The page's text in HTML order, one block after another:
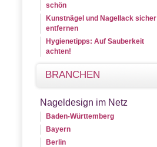
schön
Kunstnägel und Nagellack sicher
entfernen
Hygienetipps: Auf Sauberkeit
achten!
BRANCHEN
Nageldesign im Netz
Baden-Württemberg
Bayern
Berlin